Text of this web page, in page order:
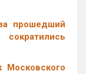
прошедший
Московского